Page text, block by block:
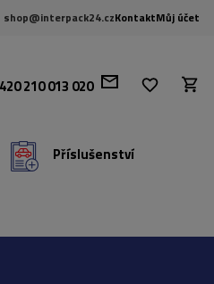
shop@interpack24.czKontaktMůj účet
210 013 020
Příslušenství